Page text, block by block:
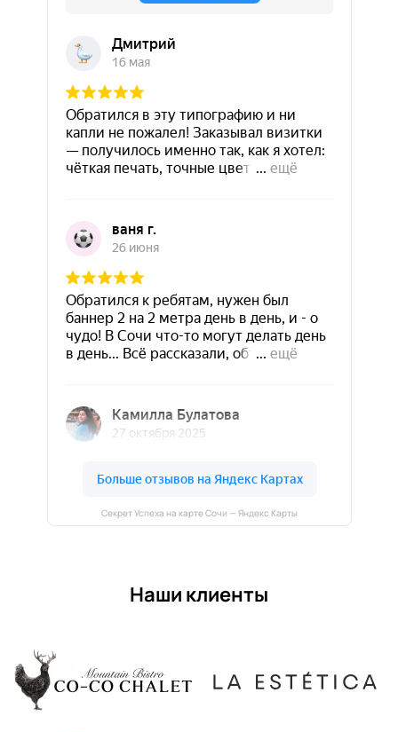
Секрет Успеха на карте Сочи — Яндекс Карты
Наши клиенты